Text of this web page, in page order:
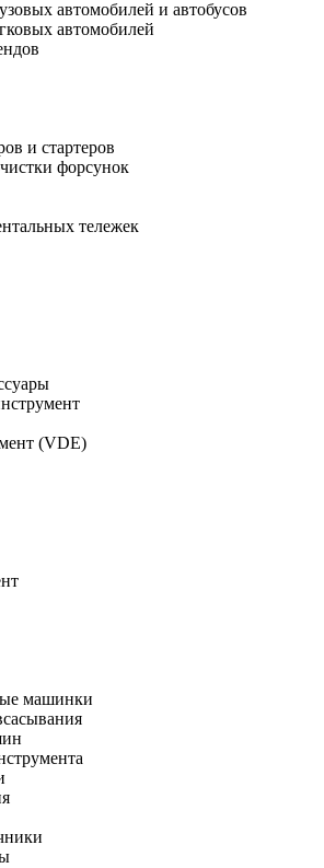
автомобилей и автобусов
автомобилей
и стартеров
форсунок
тележек
(VDE)
машинки